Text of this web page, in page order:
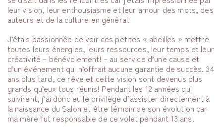
leur vision, leur enthousiasme et leur amour des mots, des
auteurs et de la culture en général.
J’étais passionnée de voir ces petites « abeilles » mettre
toutes leurs énergies, leurs ressources, leur temps et leur
créativité – bénévolement! – au service d’une cause et
d’un événement qui n’offrait aucune garantie de succès. 34
ans plus tard, ce rêve et cette vision sont devenus plus
grands qu’eux tous réunis! Pendant les 12 années qui
suivirent, j’ai donc eu le privilège d’assister directement à
la naissance du Salon et être témoin de son évolution car
ma mère fut responsable de ce volet pendant 13 ans.